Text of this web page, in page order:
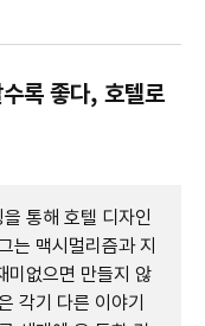
록 좋다, 호텔로
통해 호텔 디자인
는 맥시멀리즘과 지
미없으면 만들지 않
각기 다른 이야기